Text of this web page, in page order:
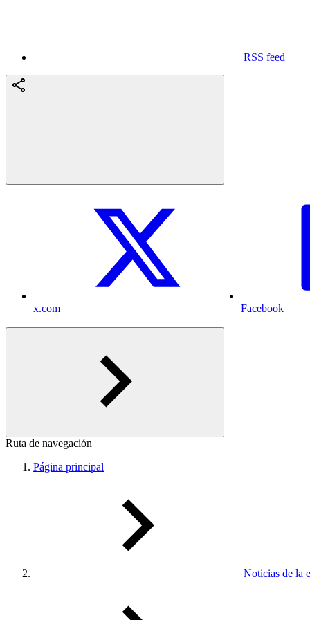
RSS feed
x.com Facebook
Ruta de navegación
Página principal
Noticias de la